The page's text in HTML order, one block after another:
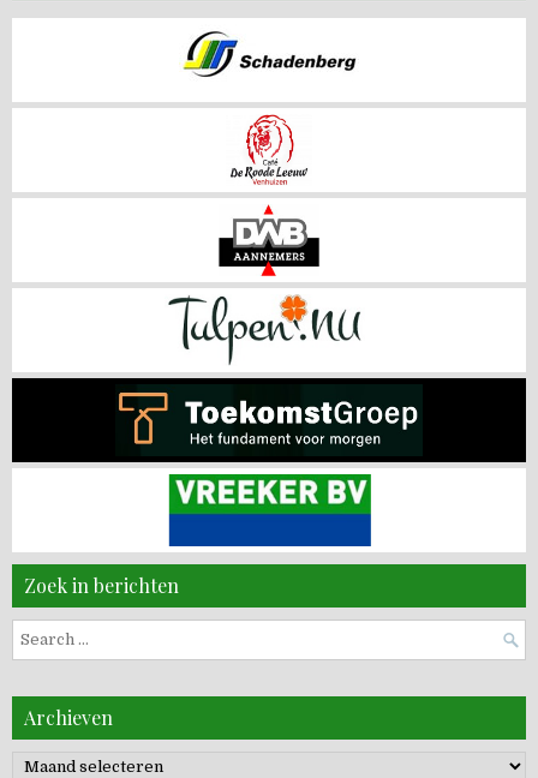
Zoek in berichten
Search
for:
Archieven
Archieven